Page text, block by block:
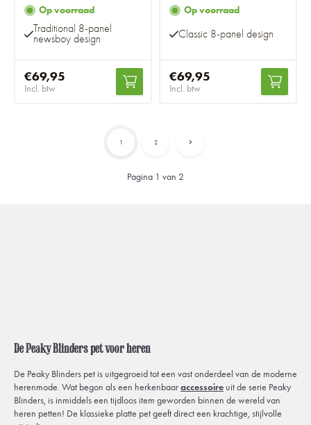
Op voorraad
Traditional 8-panel
newsboy design
€69,95
Incl. btw
Op voorraad
Classic 8-panel design
€69,95
Incl. btw
Pagina 1 van 2
1 2
De Peaky Blinders pet voor heren
De Peaky Blinders pet is uitgegroeid tot een vast onderdeel van de moderne
herenmode. Wat begon als een herkenbaaraccessoire uit de serie Peaky
Blinders, is inmiddels een tijdloos item geworden binnen de wereld van
heren petten! De klassieke platte pet geeft direct een krachtige, stijlvolle